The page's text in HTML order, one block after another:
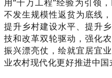
用“千万工程”经验为引领
不发生规模性返贫为底线
提升乡村建设水平、提升
技和改革双轮驱动，强化
振兴漂亮仗，绘就宜居宜
业农村现代化更好推进中国